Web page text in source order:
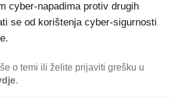
cyber-napadima protiv drugih
se od korištenja cyber-sigurnosti
o temi ili želite prijaviti grešku u
.